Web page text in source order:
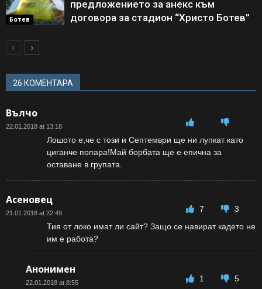
Ботев
предложението за анекс към
договора за стадион “Христо Ботев”
26 КОМЕНТАРА
Вълчо
22.01.2018 at 13:18
Лошото е,че с този и Септември ще ни лупкат като
циганче попара!Май борбата ще е епична за
оставане в групата.
Асеновец
21.01.2018 at 22:49 7
3
Тия от локо имат ли сайт? Защо се навират кадето не
им е работа?
Анонимен
22.01.2018 at 8:55 1
5